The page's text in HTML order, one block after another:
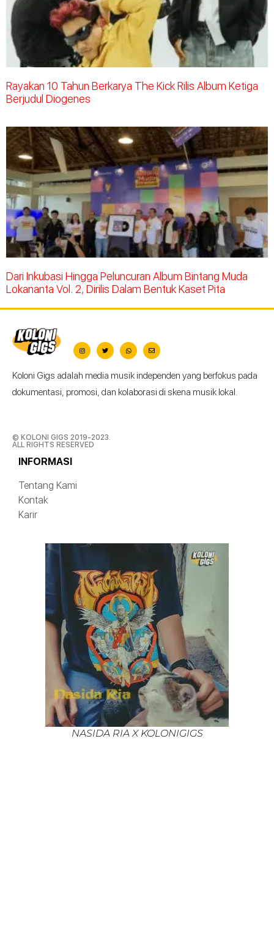
Rayakan 10 Tahun Berkarya The Kick Rilis Album Ketiga
Berjudul Diogenes
Dari Inkubasi Hingga Peluncuran Album Bintang Muda
Lokananta Vol. 2, Dirilis Dalam Bentuk Kaset Pita
Koloni Gigs adalah media musik independen yang berfokus pada
dokumentasi, promosi, dan kolaborasi di skena musik lokal.
© KOLONI GIGS 2019-2023.
ALL RIGHTS RESERVED
INFORMASI
Tentang Kami
Kontak
Karir
NASIDA RIA X KOLONIGIGS